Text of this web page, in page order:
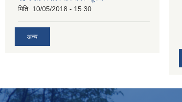
मिति: 10/05/2018 - 15:30
अन्य